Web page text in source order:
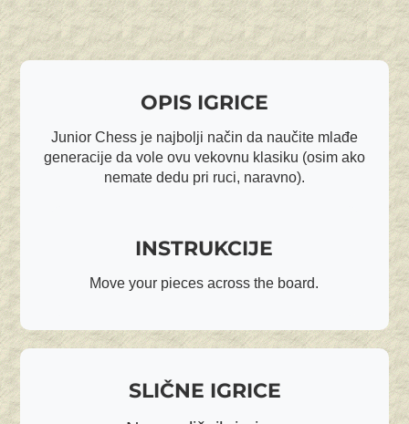
OPIS IGRICE
Junior Chess je najbolji način da naučite mlađe
generacije da vole ovu vekovnu klasiku (osim ako
nemate dedu pri ruci, naravno).
INSTRUKCIJE
Move your pieces across the board.
SLIČNE IGRICE